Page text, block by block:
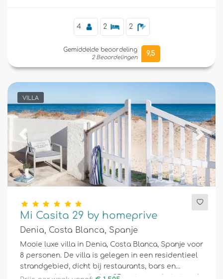
4 2 2
Gemiddelde beoordeling
2 Beoordelingen
9,5
VILLA
Previous Next
Mi Casita 29 by homeprive
Denia, Costa Blanca, Spanje
Mooie luxe villa in Denia, Costa Blanca, Spanje voor
8 personen. De villa is gelegen in een residentieel
strandgebied, dicht bij restaurants, bars en
supermarkten, en slechts 25 meter van het strand.